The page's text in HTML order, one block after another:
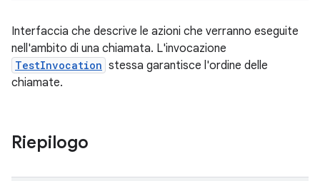
Interfaccia che descrive le azioni che verranno eseguite
nell'ambito di una chiamata. L'invocazione
TestInvocation stessa garantisce l'ordine delle
chiamate.
Riepilogo